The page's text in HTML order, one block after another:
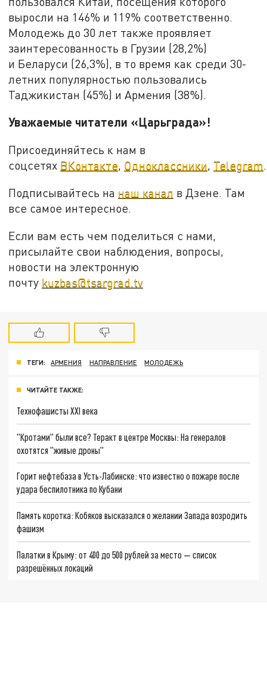
выросли на 146% и 119% соответственно.
Молодежь до 30 лет также проявляет
заинтересованность в Грузии (28,2%)
и Беларуси (26,3%), в то время как среди 30-
летних популярностью пользовались
Таджикистан (45%) и Армения (38%).
Уважаемые читатели «Царьграда»!
Присоединяйтесь к нам в
соцсетях ВКонтакте, Одноклассники, Telegram.
Подписывайтесь на наш канал в Дзене. Там
все самое интересное.
Если вам есть чем поделиться с нами,
присылайте свои наблюдения, вопросы,
новости на электронную
почту kuzbas@tsargrad.tv
ТЕГИ: АРМЕНИЯ НАПРАВЛЕНИЕ МОЛОДЕЖЬ
ЧИТАЙТЕ ТАКЖЕ:
Технофашисты XXI века
"Кротами" были все? Теракт в центре Москвы: На генералов
охотятся "живые дроны"
Горит нефтебаза в Усть-Лабинске: что известно о пожаре после
удара беспилотника по Кубани
Память коротка: Кобяков высказался о желании Запада возродить
фашизм
Палатки в Крыму: от 400 до 500 рублей за место — список
разрешённых локаций